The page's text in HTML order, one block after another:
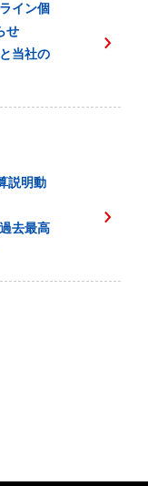
イン個
せ
当社の
説明動
去最高